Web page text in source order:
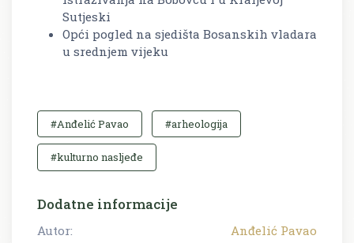
Sutjeski
Opći pogled na sjedišta Bosanskih vladara
u srednjem vijeku
#Anđelić Pavao #arheologija
#kulturno nasljeđe
Dodatne informacije
Autor:
Anđelić Pavao